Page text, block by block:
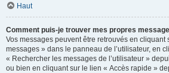
Haut
Comment puis-je trouver mes propres
Vos messages peuvent être retrouvés en cliquant
messages » dans le panneau de l’utilisateur, en
« Rechercher les messages de l’utilisateur »
ou bien en cliquant sur le lien « Accès rapide »